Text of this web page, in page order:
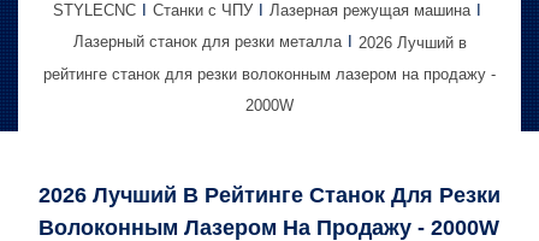
STYLECNC Станки с ЧПУ
Лазерная режущая машина
Лазерный станок для резки металла
2026 Лучший в
рейтинге станок для резки волоконным лазером на продажу -
2000W
2026 Лучший В Рейтинге Станок Для Резки
Волоконным Лазером На Продажу - 2000W